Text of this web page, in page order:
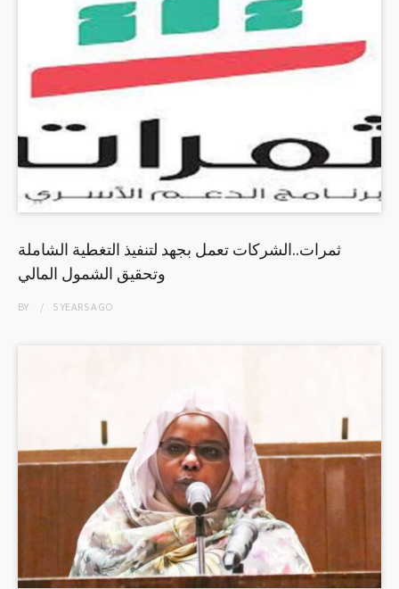
ثمرات..الشركات تعمل بجهد لتنفيذ التغطية الشاملة
وتحقيق الشمول المالي
BY 5 YEARSAGO